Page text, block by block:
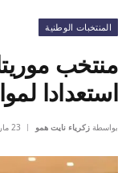
المنتخبات الوطنية
منتخب
استعدادا
بواسطة زكرياء نايت همو 23 مارس، 2024